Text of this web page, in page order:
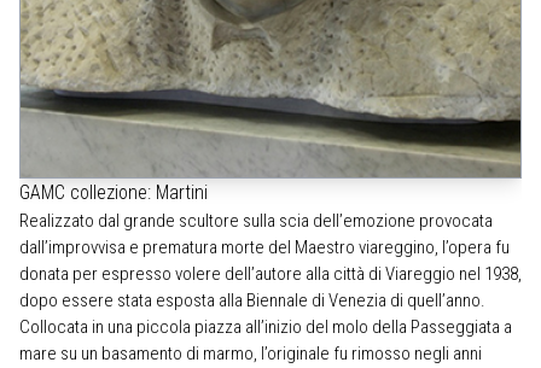
GAMC collezione: Martini
Realizzato dal grande scultore sulla scia dell’emozione provocata
dall’improvvisa e prematura morte del Maestro viareggino, l’opera fu
donata per espresso volere dell’autore alla città di Viareggio nel 1938,
dopo essere stata esposta alla Biennale di Venezia di quell’anno.
Collocata in una piccola piazza all’inizio del molo della Passeggiata a
mare su un basamento di marmo, l’originale fu rimosso negli anni